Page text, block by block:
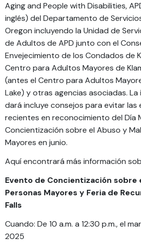
Aging and People with Disabilities,
inglés) del Departamento de
Oregon incluyendo la Unidad de
de Adultos de APD junto con el
Envejecimiento de los Condados de
Centro para Adultos Mayores de
(antes el Centro para Adultos
Lake) y otras agencias asociadas.
dará incluye consejos para evitar las
recientes en reconocimiento del Día
Concientización sobre el Abuso y
Mayores en junio.
Aquí encontrará más información
Evento de Concientización sobre
Personas Mayores y Feria de
Falls
Cuando: De 10 a.m. a 12:30 p.m., el
2025